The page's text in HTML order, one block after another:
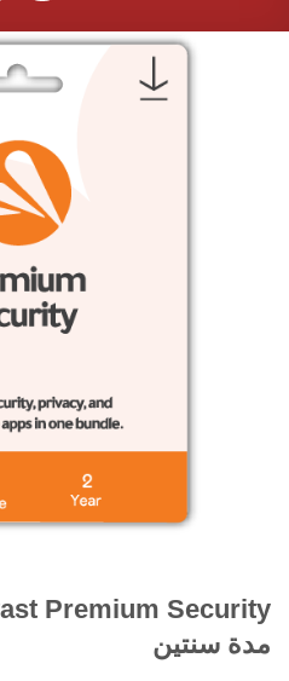
مدة سنتين